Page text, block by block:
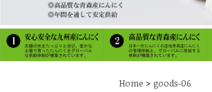
Home > goods-06